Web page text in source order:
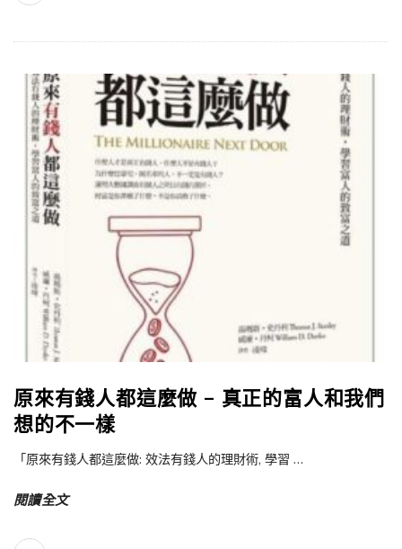
原來有錢人都這麼做 – 真正的富人和我們
想的不一樣
「原來有錢人都這麼做: 效法有錢人的理財術, 學習 …
閱讀全文